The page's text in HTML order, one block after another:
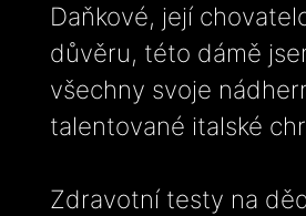
Daňkové, její
důvěru, této dámě
všechny svoje
talentované italské
Zdravotní testy na